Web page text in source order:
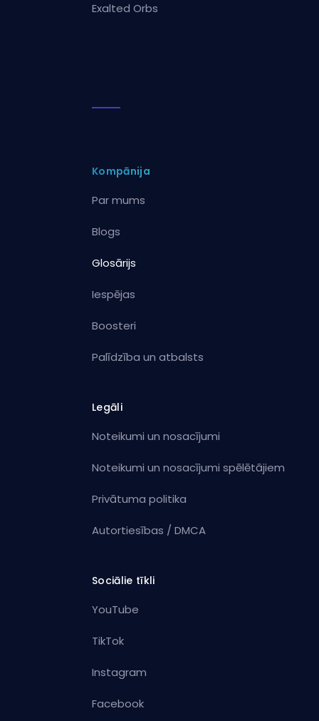
Exalted Orbs
Kompānija
Par mums
Blogs
Glosārijs
Iespējas
Boosteri
Palīdzība un atbalsts
Legāli
Noteikumi un nosacījumi
Noteikumi un nosacījumi spēlētājiem
Privātuma politika
Autortiesības / DMCA
Sociālie tīkli
YouTube
TikTok
Instagram
Facebook